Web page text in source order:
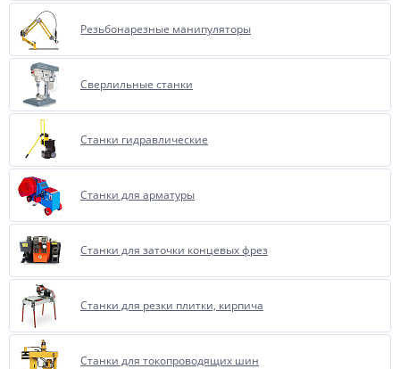
Резьбонарезные манипуляторы
Сверлильные станки
Станки гидравлические
Станки для арматуры
Станки для заточки концевых фрез
Станки для резки плитки, кирпича
Станки для токопроводящих шин